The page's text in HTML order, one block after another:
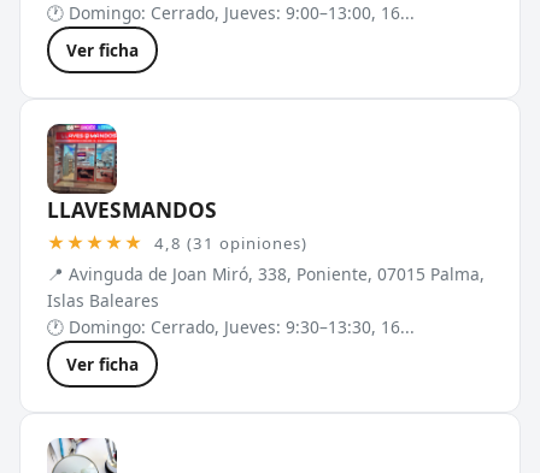
🕐 Domingo: Cerrado, Jueves: 9:00–13:00, 16...
Ver ficha
LLAVESMANDOS
★★★★★ 4,8 (31 opiniones)
📍 Avinguda de Joan Miró, 338, Poniente, 07015 Palma,
Islas Baleares
🕐 Domingo: Cerrado, Jueves: 9:30–13:30, 16...
Ver ficha